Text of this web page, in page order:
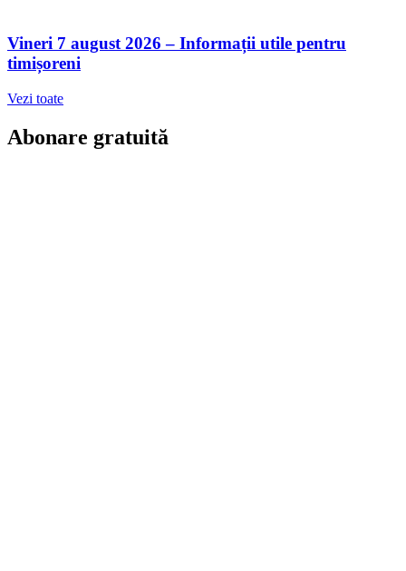
Vineri 7 august 2026 – Informații utile pentru
timișoreni
Vezi toate
Abonare gratuită